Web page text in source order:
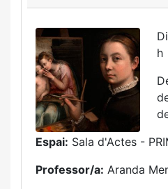
h
Espai: Sala d'Actes -
Professor/a: Aranda